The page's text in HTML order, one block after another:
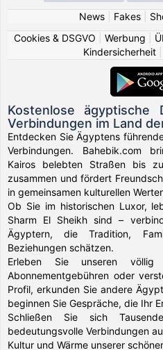
News| Fakes|
Cookies & DSGVO
Werbung
Kindersicherheit
Kostenlose ägyptische
Verbindungen im Land
Entdecken Sie Ägyptens
Verbindungen. Bahebik.com
Kairos belebten Straßen bis
zusammen und fördert
in gemeinsamen kulturellen
Ob Sie im historischen Luxor,
Sharm El Sheikh sind –
Ägyptern, die Tradition,
Beziehungen schätzen.
Erleben Sie unseren völlig
Abonnementgebühren oder
Profil, erkunden Sie andere
beginnen Sie Gespräche, die Ihr
Schließen Sie sich
bedeutungsvolle Verbindungen
Kultur und Wärme unserer